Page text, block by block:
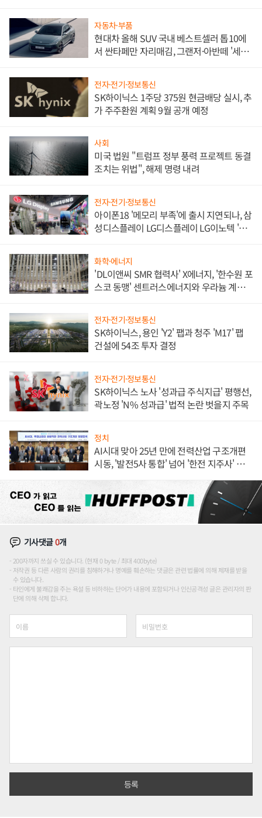
자동차·부품
현대차 올해 SUV 국내 베스트셀러 톱10에
서 싼타페만 자리매김, 그랜저·아반떼 '세단
전자·전기·정보통신
SK하이닉스 1주당 375원 현금배당 실시, 추
가 주주환원 계획 9월 공개 예정
사회
미국 법원 "트럼프 정부 풍력 프로젝트 동결
조치는 위법", 해제 명령 내려
전자·전기·정보통신
아이폰18 '메모리 부족'에 출시 지연되나, 삼
성디스플레이 LG디스플레이 LG이노텍 '탈
화학·에너지
'DL이앤씨 SMR 협력사' X에너지, '한수원 포
스코 동맹' 센트러스에너지와 우라늄 계약
전자·전기·정보통신
SK하이닉스, 용인 'Y2' 팹과 청주 'M17' 팹
건설에 54조 투자 결정
전자·전기·정보통신
SK하이닉스 노사 '성과급 주식지급' 평행선,
곽노정 'N% 성과급' 법적 논란 벗을지 주목
정치
AI시대 맞아 25년 만에 전력산업 구조개편
시동, '발전5사 통합' 넘어 '한전 지주사' 재편
기사댓글0개
200자까지 쓰실 수 있습니다. (현재 0 byte / 최대 400byte)
저작권 등 다른 사람의 권리를 침해하거나 명예를 훼손하는 댓글은 관련 법률에 의해 제재를 받을
수 있습니다.
타인에게 불쾌감을 주는 욕설 등 비하하는 단어가 내용에 포함되거나 인신공격성 글은 관리자의 판
단에 의해 삭제 합니다.